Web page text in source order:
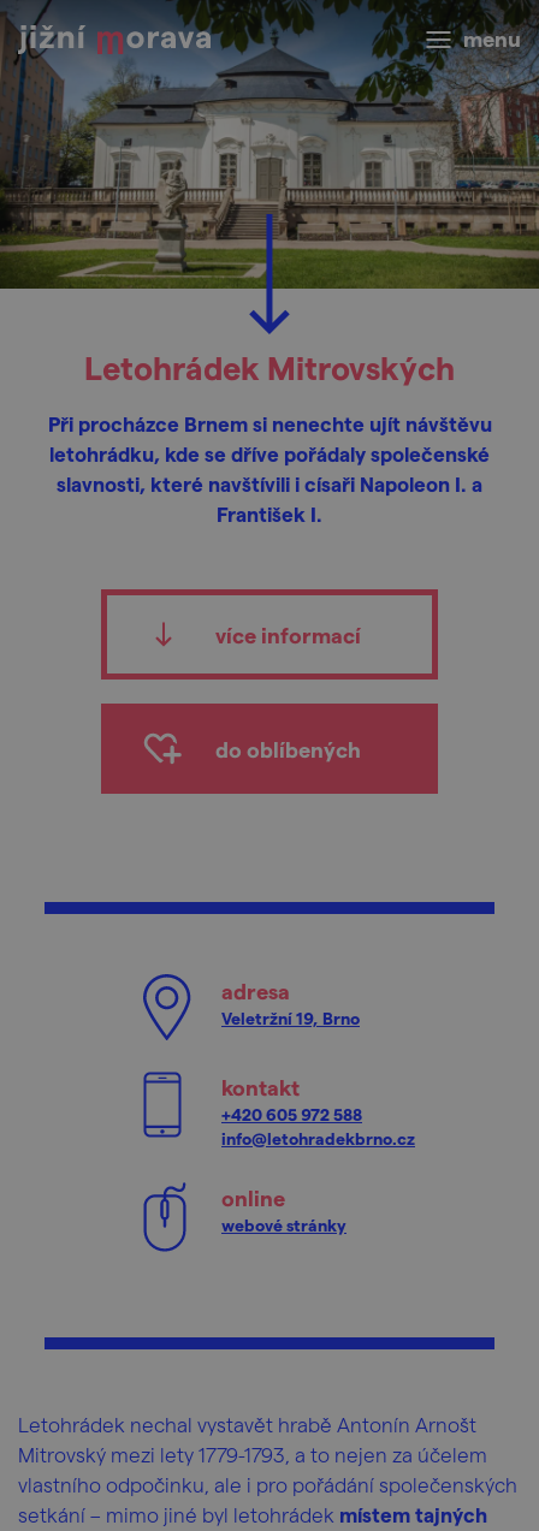
menu
Letohrádek Mitrovských
Při procházce Brnem si nenechte ujít návštěvu
letohrádku, kde se dříve pořádaly společenské
slavnosti, které navštívili i císaři Napoleon I. a
František I.
více informací
do oblíbených
adresa
Veletržní 19, Brno
kontakt
+420 605 972 588
info@letohradekbrno.cz
online
webové stránky
Letohrádek nechal vystavět hrabě Antonín Arnošt
Mitrovský mezi lety 1779-1793, a to nejen za účelem
vlastního odpočinku, ale i pro pořádání společenských
setkání – mimo jiné byl letohrádek místem tajných